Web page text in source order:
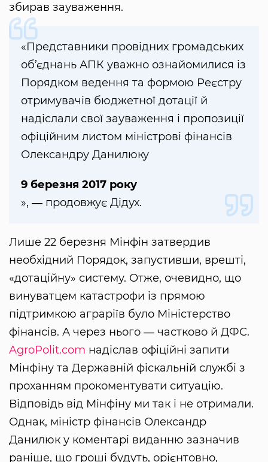
збирав зауваження.
«Представники провідних громадських
об’єднань АПК уважно ознайомилися із
Порядком ведення та формою Реєстру
отримувачів бюджетної дотації й
надіслали свої зауваження і пропозиції
офіційним листом міністрові фінансів
Олександру Данилюку
9 березня 2017 року
», ― продовжує Дідух.
Лише 22 березня Мінфін затвердив
необхідний Порядок, запустивши, врешті,
«дотаційну» систему. Отже, очевидно, що
винуватцем катастрофи із прямою
підтримкою аграріїв було Міністерство
фінансів. А через нього ― частково й ДФС.
AgroPolit.com надіслав офіційні запити
Мінфіну та Державній фіскальній службі з
проханням прокоментувати ситуацію.
Відповідь від Мінфіну ми так і не отримали.
Однак, міністр фінансів Олександр
Данилюк у коментарі виданню зазначив
раніше, що гроші будуть, орієнтовно,